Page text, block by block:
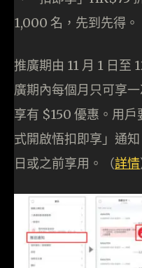
1,000 名，先到先得。
推廣期由 11 月 1 日至
廣期內每個月只可享
享有 $150 優惠。用
式開啟悟扣即享」通
日或之前享用。（詳情